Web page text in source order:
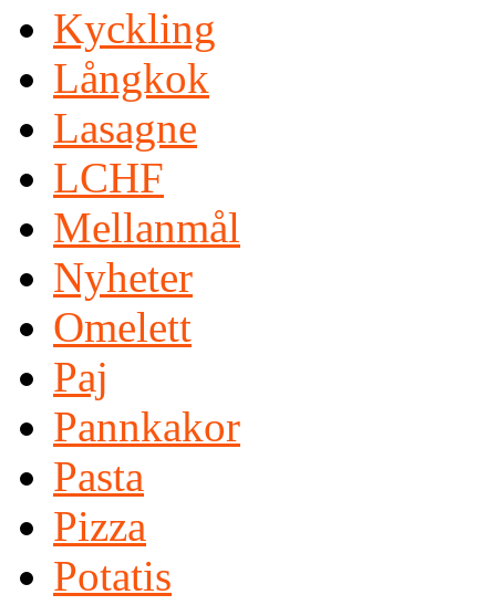
Kyckling
Långkok
Lasagne
LCHF
Mellanmål
Nyheter
Omelett
Paj
Pannkakor
Pasta
Pizza
Potatis